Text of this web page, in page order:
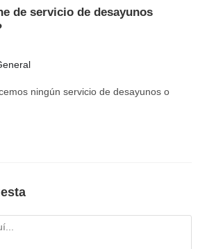
de servicio de desayunos
ningún servicio de desayunos o